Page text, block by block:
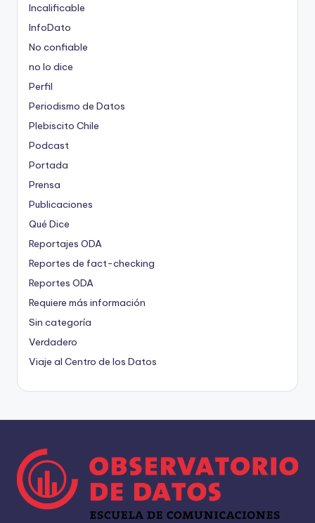
Incalificable
InfoDato
No confiable
no lo dice
Perfil
Periodismo de Datos
Plebiscito Chile
Podcast
Portada
Prensa
Publicaciones
Qué Dice
Reportajes ODA
Reportes de fact-checking
Reportes ODA
Requiere más información
Sin categoría
Verdadero
Viaje al Centro de los Datos